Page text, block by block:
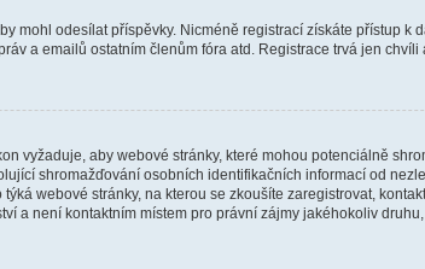
mohl odesílat příspěvky. Nicméně registrací získáte přístup k
a emailů ostatním členům fóra atd. Registrace trvá jen chvíli
vyžaduje, aby webové stránky, které mohou potenciálně
shromažďování osobních identifikačních informací od
webové stránky, na kterou se zkoušíte zaregistrovat,
a není kontaktním místem pro právní zájmy jakéhokoliv